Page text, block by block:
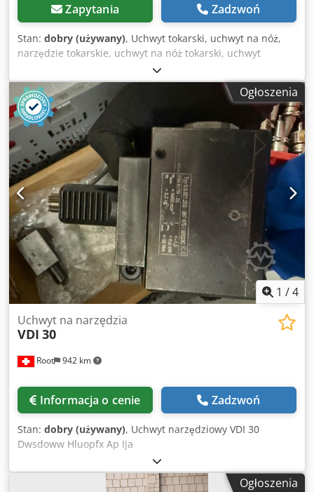
Zapytania Zadzwoń
Stan: dobry (używany), Uchwyt tokarski, uchwyt na nóż,
narzędzie tokarskie, uchwyt na nóż tokarski, uchwyt
narzędziowy -różne mocowania: 4 - producent: Komet -
norma: DIN 69880 - częściowo z chłodzeniem
wewnętrznym wodą - mocowania noża tokarskiego: Ø
63/63/80/100 mm - 1x adapter: Ø 50 na Ø 63 mm - długość
noża: 750 mm Dodpfx Apob A Rcqj Iswa - sprzedaż: tylko w
komplecie - cena: komplet - waga: 110 kg
Ogłoszenia
1 /4
Root 942 km
Uchwyt na narzędzia
VDI 30
Informacja o cenie Zadzwoń
Stan: dobry (używany), Uchwyt narzędziowy VDI 30
Dwsdoww Hluopfx Ap Ija
Ogłoszenia